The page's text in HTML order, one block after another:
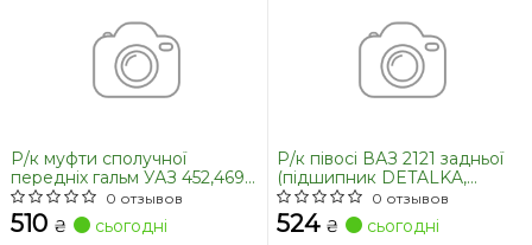
Р/к муфти сполучної
передніх гальм УАЗ 452,469
(3-и найменування)
0 отзывов
510 ₴ сьогодні
Р/к півосі ВАЗ 2121 задньої
(підшипник DETALKA,
сальник ПРЕМІУМ)
(DETALKA)
0 отзывов
524 ₴ сьогодні